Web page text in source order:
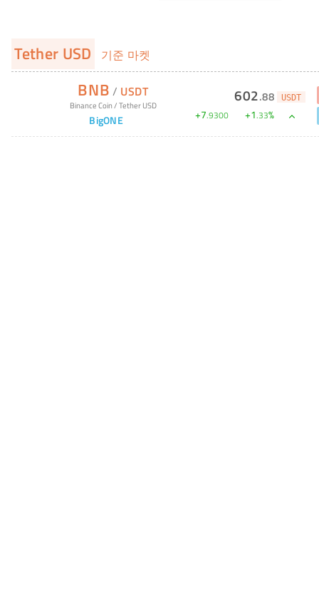
Tether USD 기준 마켓
BNB / USDT
Binance Coin/Tether USD
BigONE
602.88 USDT
+7.9300 +1.33%